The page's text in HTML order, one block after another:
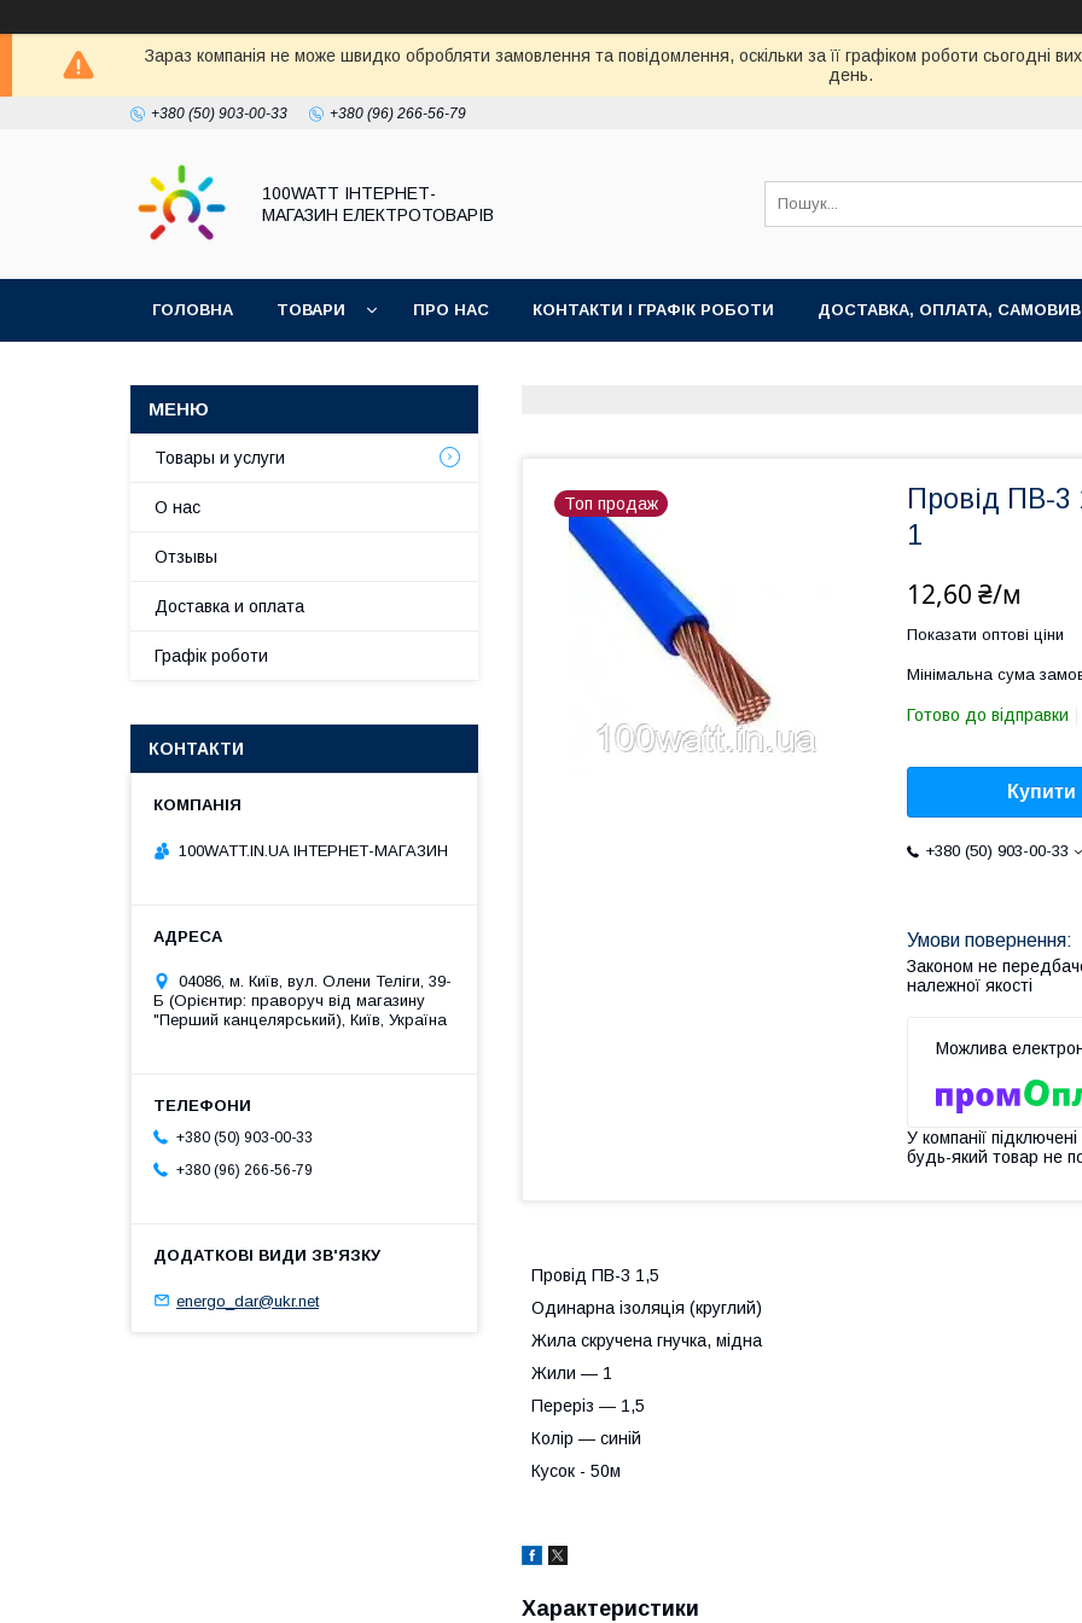
Зараз компанія не може швидко обробляти замовлення та повідомлення, оскільки за її графіком роботи сьогодні
день.
+380 (50) 903-00-33 +380 (96) 266-56-79
100WATT ІНТЕРНЕТ-
МАГАЗИН ЕЛЕКТРОТОВАРІВ
ГОЛОВНА ТОВАРИ ПРО НАС КОНТАКТИ І ГРАФІК РОБОТИ ДОСТАВКА, ОПЛАТА,
Топ продаж
Провід ПВ-3
1
12,60 ₴/м
Показати оптові ціни
Мінімальна сума
Готово до відправки
Купити
+380 (50) 903-00-33
Законом не
належної якості
У компанії
будь-який товар не
Провід ПВ-3 1,5
Одинарна ізоляція (круглий)
Жила скручена гнучка, мідна
Жили ― 1
Переріз ― 1,5
Колір ― синій
Кусок - 50м
Характеристики
Товары и услуги
О нас
Отзывы
Доставка и оплата
Графік роботи
КОНТАКТИ
100WATT.IN.UA ІНТЕРНЕТ-МАГАЗИН
04086, м. Київ, вул. Олени Теліги, 39-
Б (Орієнтир: праворуч від магазину
"Перший канцелярський), Київ, Україна
+380 (50) 903-00-33
+380 (96) 266-56-79
energo_dar@ukr.net